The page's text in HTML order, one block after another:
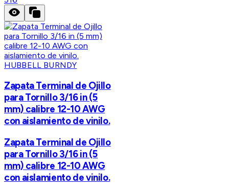
HUBBELL BURNDY
Zapata Terminal de Ojillo
para Tornillo 3/16 in (5
mm) calibre 12-10 AWG
con aislamiento de vinilo.
Zapata Terminal de Ojillo
para Tornillo 3/16 in (5
mm) calibre 12-10 AWG
con aislamiento de vinilo.